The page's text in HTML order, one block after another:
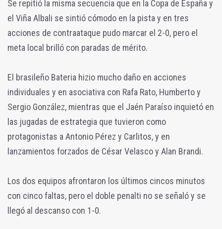
Se repitió la misma secuencia que en la Copa de España y
el Viña Albali se sintió cómodo en la pista y en tres
acciones de contraataque pudo marcar el 2-0, pero el
meta local brilló con paradas de mérito.
El brasileño Bateria hizio mucho daño en acciones
individuales y en asociativa con Rafa Rato, Humberto y
Sergio González, mientras que el Jaén Paraíso inquietó en
las jugadas de estrategia que tuvieron como
protagonistas a Antonio Pérez y Carlitos, y en
lanzamientos forzados de César Velasco y Alan Brandi.
Los dos equipos afrontaron los últimos cincos minutos
con cinco faltas, pero el doble penalti no se señaló y se
llegó al descanso con 1-0.